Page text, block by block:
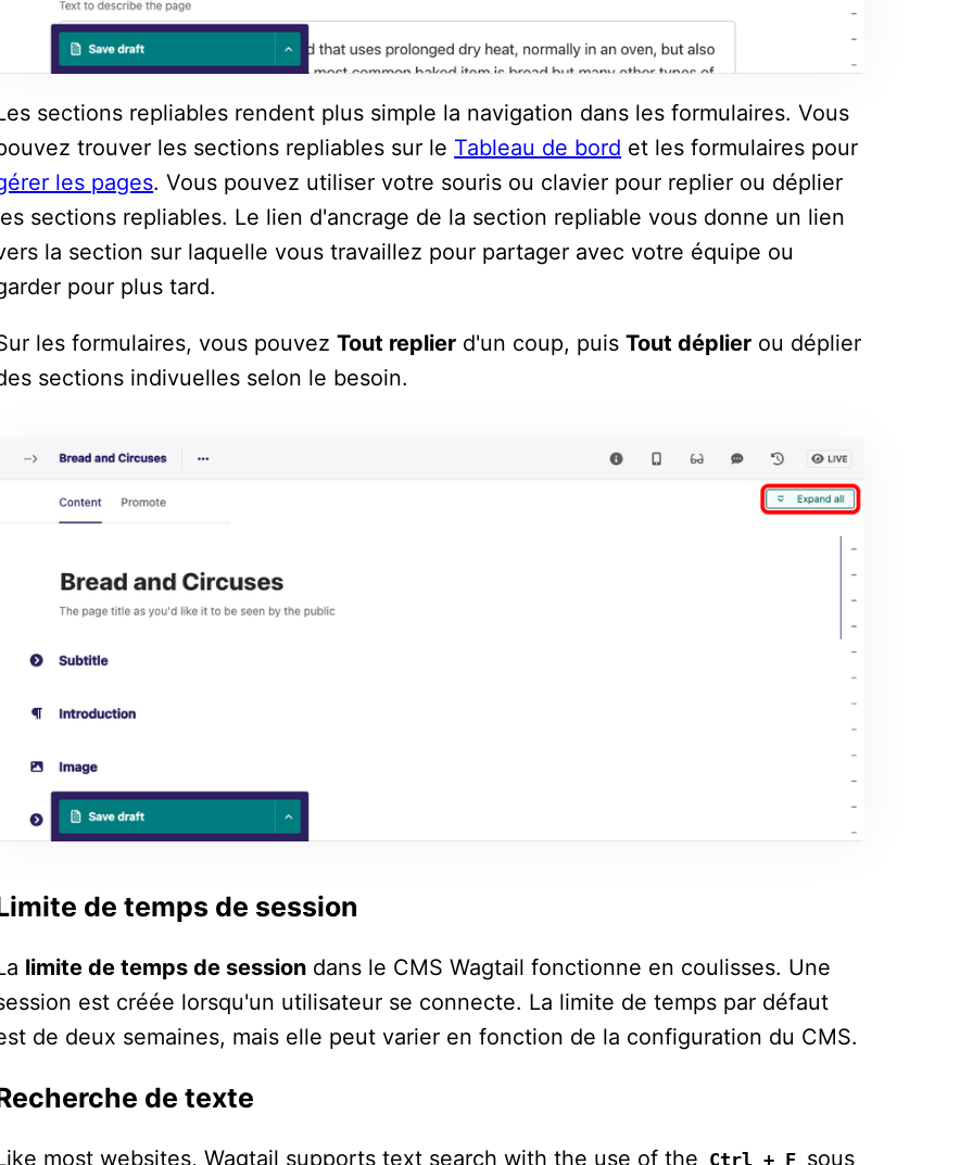
sections repliables rendent plus simple la navigation dans les formulaires. Vous
trouver les sections repliables sur le Tableau de bord et les formulaires pour
les pages. Vous pouvez utiliser votre souris ou clavier pour replier ou déplier
sections repliables. Le lien d'ancrage de la section repliable vous donne un lien
la section sur laquelle vous travaillez pour partager avec votre équipe ou
pour plus tard.
les formulaires, vous pouvezTout replier d'un coup, puisTout déplier ou déplier
sections indivuelles selon le besoin.
de temps de session
limite de temps de session dans le CMS Wagtail fonctionne en coulisses. Une
est créée lorsqu'un utilisateur se connecte. La limite de temps par défaut
de deux semaines, mais elle peut varier en fonction de la configuration du CMS.
de texte
most websites, Wagtail supports text search with the use of the Ctrl + F sous